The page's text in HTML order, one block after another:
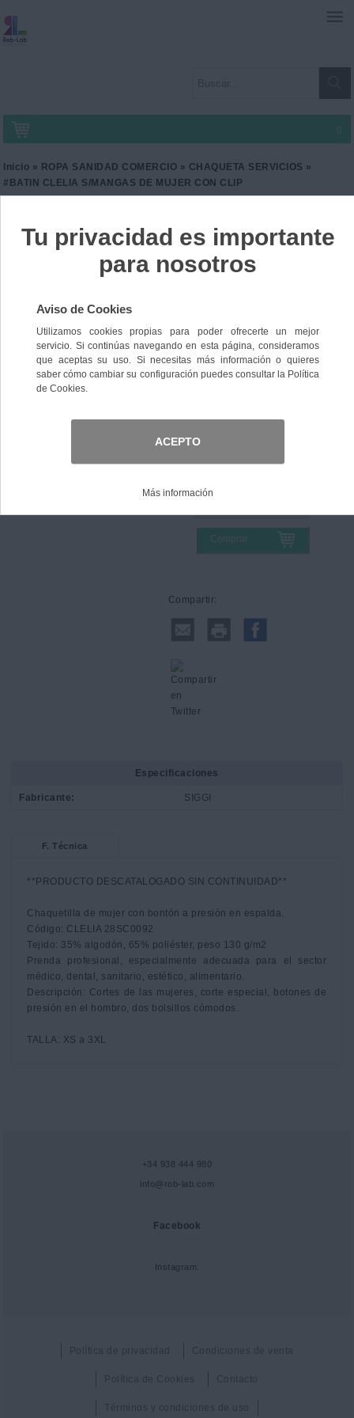
0
Inicio » ROPA SANIDAD COMERCIO » CHAQUETA SERVICIOS »
#BATIN CLELIA S/MANGAS DE MUJER CON CLIP
#BATIN CLELIA S/MANGAS
DE MUJER CON CLIP
Ref. SG-28SC0092
Color
Comprar
Compartir:
Especificaciones
Fabricante: SIGGI
F. Técnica
**PRODUCTO DESCATALOGADO SIN CONTINUIDAD**
Chaquetilla de mujer con bontón a presión en espalda.
Código: CLELIA 28SC0092
Tejido: 35% algodón, 65% poliéster, peso 130 g/m2
Prenda profesional, especialmente adecuada para el sector
médico, dental, sanitario, estético, alimentario.
Descripción: Cortes de las mujeres, corte especial, botones de
presión en el hombro, dos bolsillos cómodos.
TALLA: XS a 3XL
+34 938 444 980
info@rob-lab.com
Facebook
Instagram:
Política de privacidad Condiciones de venta
Política de Cookies Contacto
Términos y condiciones de uso